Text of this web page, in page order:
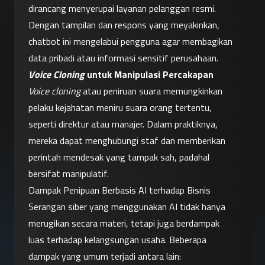
dirancang menyerupai layanan pelanggan resmi.
Dengan tampilan dan respons yang meyakinkan,
chatbot ini mengelabui pengguna agar membagikan
data pribadi atau informasi sensitif perusahaan.
Voice Cloning untuk Manipulasi Percakapan
Voice cloning atau peniruan suara memungkinkan
pelaku kejahatan meniru suara orang tertentu,
seperti direktur atau manajer. Dalam praktiknya,
mereka dapat menghubungi staf dan memberikan
perintah mendesak yang tampak sah, padahal
bersifat manipulatif.
Dampak Penipuan Berbasis AI terhadap Bisnis
Serangan siber yang menggunakan AI tidak hanya
merugikan secara materi, tetapi juga berdampak
luas terhadap kelangsungan usaha. Beberapa
dampak yang umum terjadi antara lain: